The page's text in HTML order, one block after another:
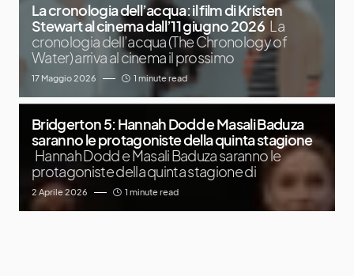
La cronologia dell’acqua: il film di Kristen
Stewart al cinema dall’11 giugno 2026 La
cronologia dell’acqua (The Chronology of
Water) arriva al cinema il prossimo
17 Maggio 2026 1 minute read
Bridgerton 5: Hannah Dodd e Masali Baduza
saranno le protagoniste della quinta stagione
Hannah Dodd e Masali Baduza saranno le
protagoniste della quinta stagione di
2 Aprile 2026 1 minute read